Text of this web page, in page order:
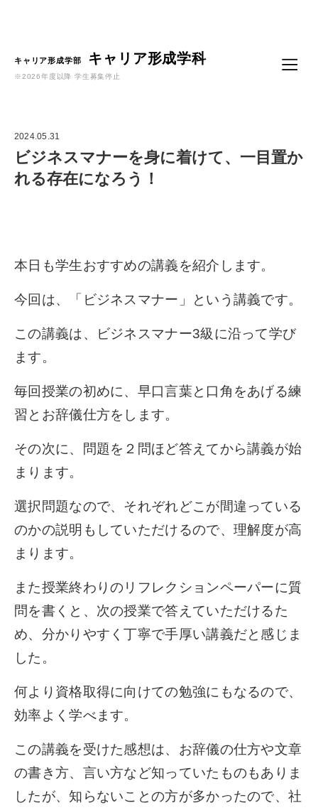
キャリア形成学部 キャリア形成学科
※2026年度以降 学生募集停止
2024.05.31
ビジネスマナーを身に着けて、一目置か
れる存在になろう！
本日も学生おすすめの講義を紹介します。
今回は、「ビジネスマナー」という講義です。
この講義は、ビジネスマナー3級に沿って学び
ます。
毎回授業の初めに、早口言葉と口角をあげる練
習とお辞儀仕方をします。
その次に、問題を２問ほど答えてから講義が始
まります。
選択問題なので、それぞれどこが間違っている
のかの説明もしていただけるので、理解度が高
まります。
また授業終わりのリフレクションペーパーに質
問を書くと、次の授業で答えていただけるた
め、分かりやすく丁寧で手厚い講義だと感じま
した。
何より資格取得に向けての勉強にもなるので、
効率よく学べます。
この講義を受けた感想は、お辞儀の仕方や文章
の書き方、言い方など知っていたものもありま
したが、知らないことの方が多かったので、社